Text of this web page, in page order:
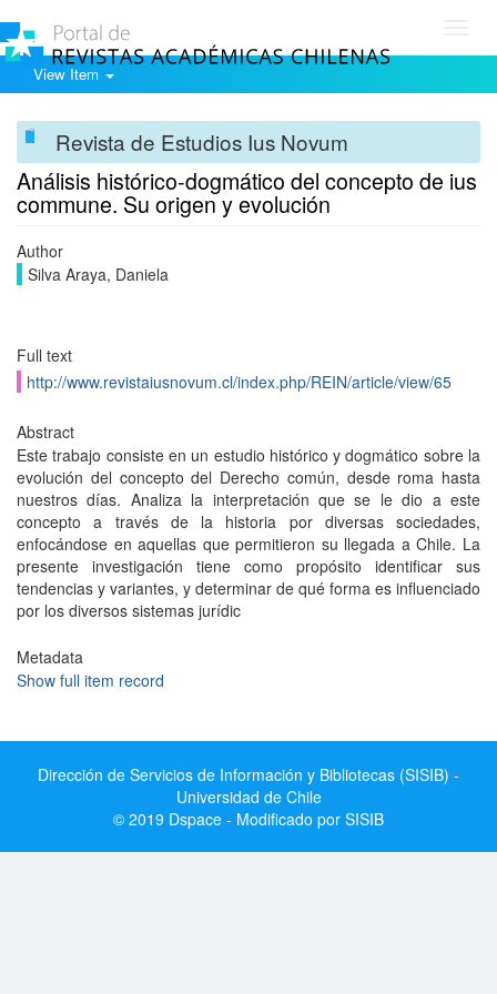
View Item
Revista de Estudios Ius Novum
Análisis histórico-dogmático del concepto de ius
commune. Su origen y evolución
Author
Silva Araya, Daniela
Full text
http://www.revistaiusnovum.cl/index.php/REIN/article/view/65
Abstract
Este trabajo consiste en un estudio histórico y dogmático sobre la
evolución del concepto del Derecho común, desde roma hasta
nuestros días. Analiza la interpretación que se le dio a este
concepto a través de la historia por diversas sociedades,
enfocándose en aquellas que permitieron su llegada a Chile. La
presente investigación tiene como propósito identificar sus
tendencias y variantes, y determinar de qué forma es influenciado
por los diversos sistemas jurídic
Metadata
Show full item record
Dirección de Servicios de Información y Bibliotecas (SISIB) -
Universidad de Chile
© 2019 Dspace - Modificado por SISIB